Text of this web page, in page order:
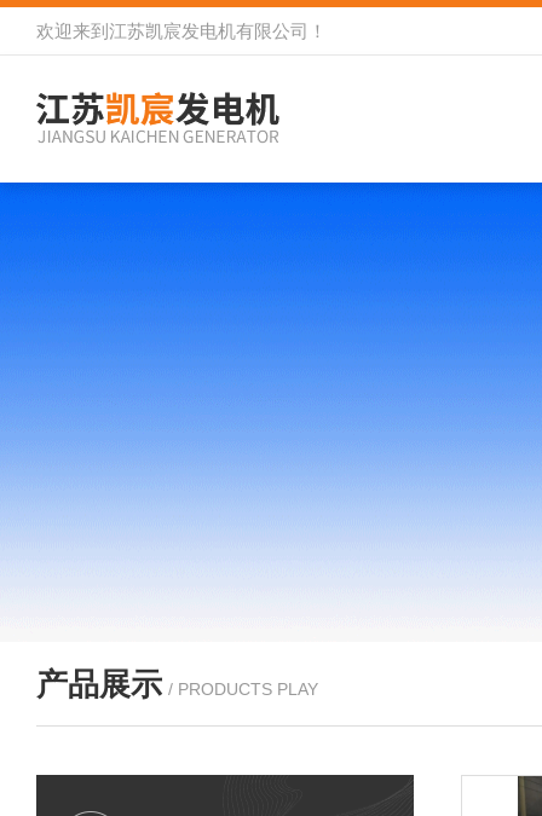
欢迎来到 江苏凯宸发电机有限公司 ！
产品展示 / PRODUCTS PLAY